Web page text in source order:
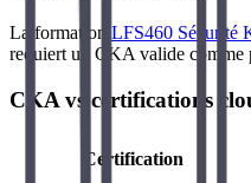
La formation LFS460 Sécurité
requiert un CKA valide comme
CKA vs certifications
Certification